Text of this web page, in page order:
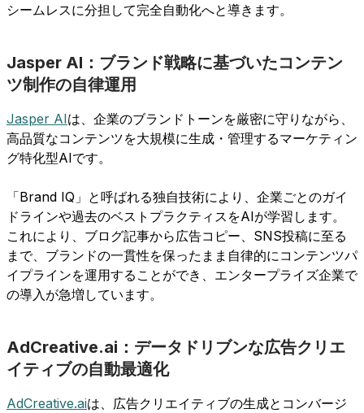
シームレスに分担して完全自動化へと導きます。
Jasper AI：ブランド戦略に基づいたコンテン
ツ制作の自律運用
Jasper AIは、企業のブランドトーンを厳密に守りながら、
高品質なコンテンツを大規模に生成・管理するマーケティン
グ特化型AIです。
「Brand IQ」と呼ばれる独自技術により、企業ごとのガイ
ドラインや過去のベストプラクティスをAIが学習します。
これにより、ブログ記事から広告コピー、SNS投稿に至る
まで、ブランドの一貫性を保ったまま自律的にコンテンツパ
イプラインを運用することができ、エンタープライズ企業で
の導入が急増しています。
AdCreative.ai：データドリブンな広告クリエ
イティブの自動最適化
AdCreative.aiは、広告クリエイティブの生成とコンバージ